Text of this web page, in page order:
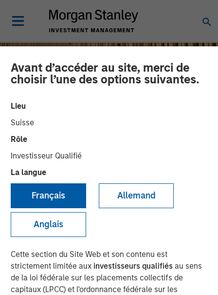
Avant d’accéder au site, merci de
choisir l’une des options suivantes.
Lieu
Suisse
Rôle
Investisseur Qualifié
La langue
Français Allemand
Anglais
Cette section du Site Web et son contenu est
strictement limitée aux investisseurs qualifiésau sens
de la loi fédérale sur les placements collectifs de
capitaux (LPCC) et l'ordonnance fédérale sur les
INSIGHTS
Remain Focused on
Quality in Today's
Concentrated Market
02 SEPTEMBRE 2025